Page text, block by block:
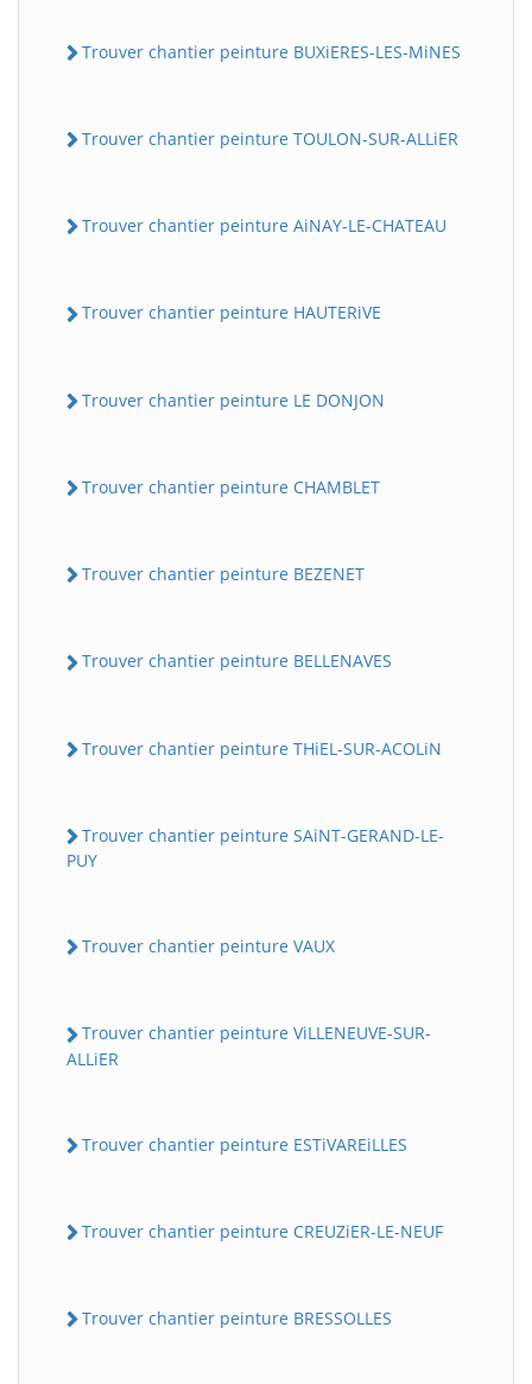
Trouver chantier peinture BUXiERES-LES-MiNES
Trouver chantier peinture TOULON-SUR-ALLiER
Trouver chantier peinture AiNAY-LE-CHATEAU
Trouver chantier peinture HAUTERiVE
Trouver chantier peinture LE DONJON
Trouver chantier peinture CHAMBLET
Trouver chantier peinture BEZENET
Trouver chantier peinture BELLENAVES
Trouver chantier peinture THiEL-SUR-ACOLiN
Trouver chantier peinture SAiNT-GERAND-LE-
PUY
Trouver chantier peinture VAUX
Trouver chantier peinture ViLLENEUVE-SUR-
ALLiER
Trouver chantier peinture ESTiVAREiLLES
Trouver chantier peinture CREUZiER-LE-NEUF
Trouver chantier peinture BRESSOLLES